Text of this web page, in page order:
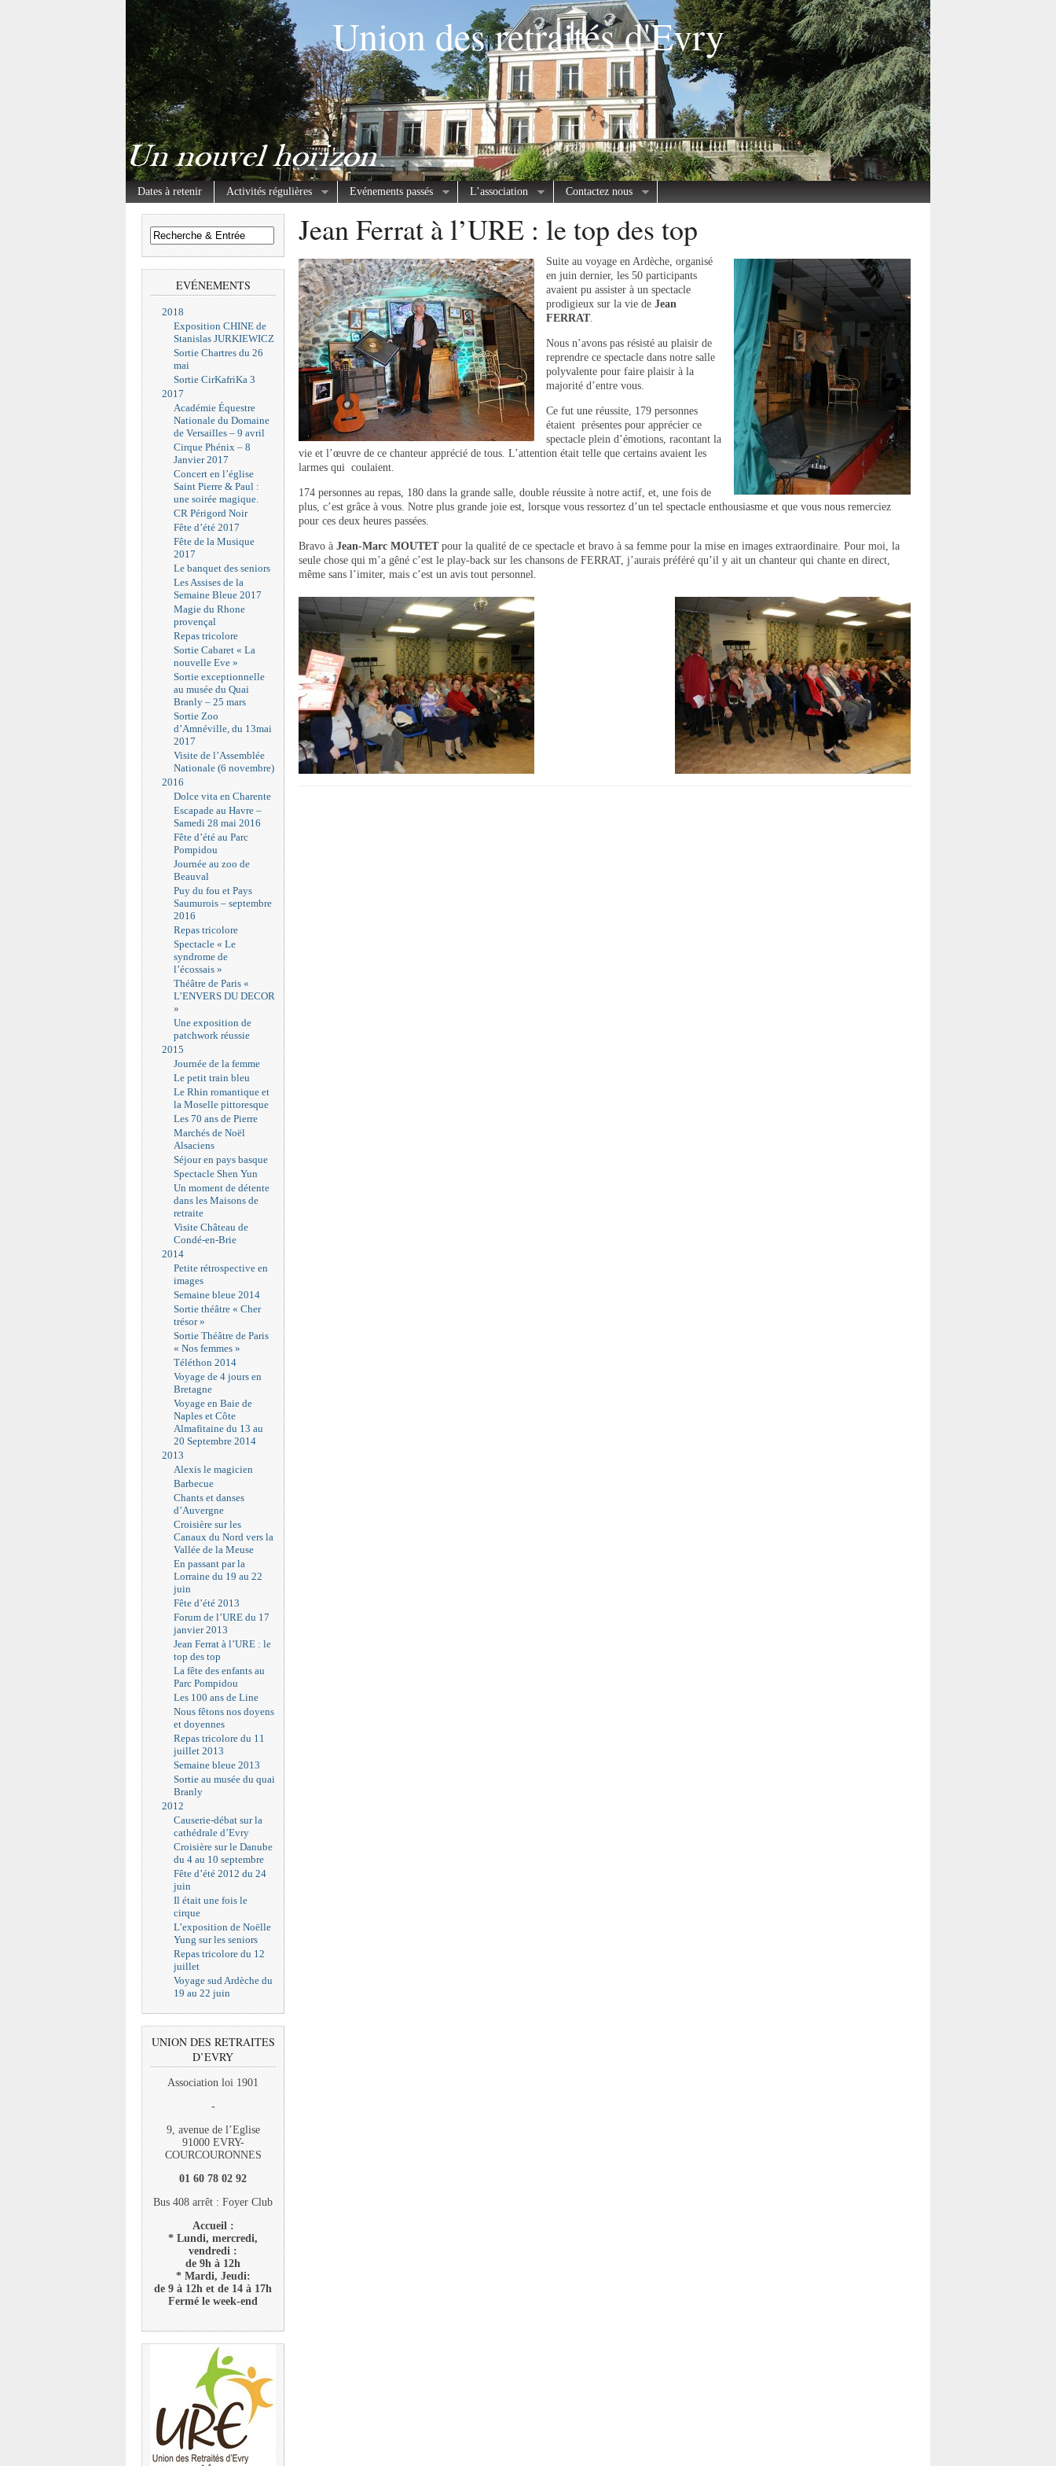
Union des retraités d'Evry
Dates à retenir Activités régulières Evénements passés L’association Contactez nous
EVÉNEMENTS
2018
Exposition CHINE de
Stanislas JURKIEWICZ
Sortie Chartres du 26
mai
Sortie CirKafriKa 3
2017
Académie Équestre
Nationale du Domaine
de Versailles – 9 avril
Cirque Phénix – 8
Janvier 2017
Concert en l’église
Saint Pierre & Paul :
une soirée magique.
CR Périgord Noir
Fête d’été 2017
Fête de la Musique
2017
Le banquet des seniors
Les Assises de la
Semaine Bleue 2017
Magie du Rhone
provençal
Repas tricolore
Sortie Cabaret « La
nouvelle Eve »
Sortie exceptionnelle
au musée du Quai
Branly – 25 mars
Sortie Zoo
d’Amnéville, du 13mai
2017
Visite de l’Assemblée
Nationale (6 novembre)
2016
Dolce vita en Charente
Escapade au Havre –
Samedi 28 mai 2016
Fête d’été au Parc
Pompidou
Journée au zoo de
Beauval
Puy du fou et Pays
Saumurois – septembre
2016
Repas tricolore
Spectacle « Le
syndrome de
l’écossais »
Théâtre de Paris «
L’ENVERS DU DECOR
»
Une exposition de
patchwork réussie
2015
Journée de la femme
Le petit train bleu
Le Rhin romantique et
la Moselle pittoresque
Les 70 ans de Pierre
Marchés de Noël
Alsaciens
Séjour en pays basque
Spectacle Shen Yun
Un moment de détente
dans les Maisons de
retraite
Visite Château de
Condé-en-Brie
2014
Petite rétrospective en
images
Semaine bleue 2014
Sortie théâtre « Cher
trésor »
Sortie Théâtre de Paris
« Nos femmes »
Téléthon 2014
Voyage de 4 jours en
Bretagne
Voyage en Baie de
Naples et Côte
Almafitaine du 13 au
20 Septembre 2014
2013
Alexis le magicien
Barbecue
Chants et danses
d’Auvergne
Croisière sur les
Canaux du Nord vers la
Vallée de la Meuse
En passant par la
Lorraine du 19 au 22
juin
Fête d’été 2013
Forum de l’URE du 17
janvier 2013
Jean Ferrat à l’URE : le
top des top
La fête des enfants au
Parc Pompidou
Les 100 ans de Line
Nous fêtons nos doyens
et doyennes
Repas tricolore du 11
juillet 2013
Semaine bleue 2013
Sortie au musée du quai
Branly
2012
Causerie-débat sur la
cathédrale d’Evry
Croisière sur le Danube
du 4 au 10 septembre
Fête d’été 2012 du 24
juin
Il était une fois le
cirque
L’exposition de Noëlle
Yung sur les seniors
Repas tricolore du 12
juillet
Voyage sud Ardèche du
19 au 22 juin
UNION DES RETRAITES
D’EVRY
Association loi 1901
-
9, avenue de l’Eglise
91000 EVRY-
COURCOURONNES
01 60 78 02 92
Bus 408 arrêt : Foyer Club
Accueil :
* Lundi, mercredi,
vendredi :
de 9h à 12h
* Mardi, Jeudi:
de 9 à 12h et de 14 à 17h
Fermé le week-end
Jean Ferrat à l’URE : le top des top
Suite au voyage en Ardèche, organisé
en juin dernier, les 50 participants
avaient pu assister à un spectacle
prodigieux sur la vie de Jean
FERRAT.
Nous n’avons pas résisté au plaisir de
reprendre ce spectacle dans notre salle
polyvalente pour faire plaisir à la
majorité d’entre vous.
Ce fut une réussite, 179 personnes
étaient présentes pour apprécier ce
spectacle plein d’émotions, racontant la
vie et l’œuvre de ce chanteur apprécié de tous. L’attention était telle que certains avaient les
larmes qui coulaient.
174 personnes au repas, 180 dans la grande salle, double réussite à notre actif, et, une fois de
plus, c’est grâce à vous. Notre plus grande joie est, lorsque vous ressortez d’un tel spectacle enthousiasme et que vous nous remerciez
pour ces deux heures passées.
Bravo à Jean-Marc MOUTETpour la qualité de ce spectacle et bravo à sa femme pour la mise en images extraordinaire. Pour moi, la
seule chose qui m’a gêné c’est le play-back sur les chansons de FERRAT, j’aurais préféré qu’il y ait un chanteur qui chante en direct,
même sans l’imiter, mais c’est un avis tout personnel.